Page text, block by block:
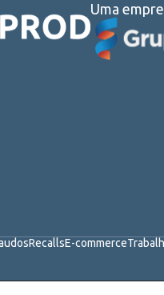
Uma
RecallsE-commerce